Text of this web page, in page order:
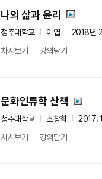
나의 삶과 윤리
청주대학교 이엽
2018년
차시보기
강의담기
문화인류학 산책
청주대학교 조창희
2017
차시보기
강의담기